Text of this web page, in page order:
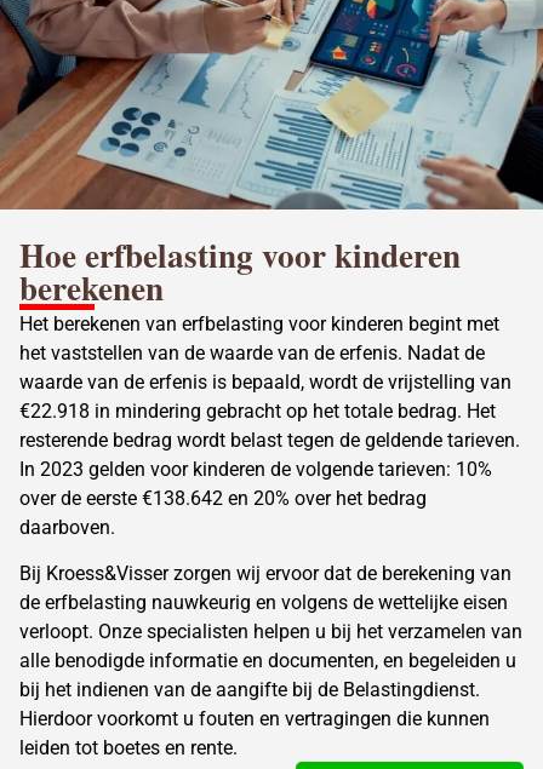
Hoeerfbelasting voor kinderen
berekenen
Het berekenen van erfbelasting voor kinderen begint met
het vaststellen van de waarde van de erfenis. Nadat de
waarde van de erfenis is bepaald, wordt de vrijstelling van
€22.918 in mindering gebracht op het totale bedrag. Het
resterende bedrag wordt belast tegen de geldende tarieven.
In 2023 gelden voor kinderen de volgende tarieven: 10%
over de eerste €138.642 en 20% over het bedrag
daarboven.
Bij Kroess&Visser zorgen wij ervoor dat de berekening van
de erfbelasting nauwkeurig en volgens de wettelijke eisen
verloopt. Onze specialisten helpen u bij het verzamelen van
alle benodigde informatie en documenten, en begeleiden u
bij het indienen van de aangifte bij de Belastingdienst.
Hierdoor voorkomt u fouten en vertragingen die kunnen
leiden tot boetes en rente.